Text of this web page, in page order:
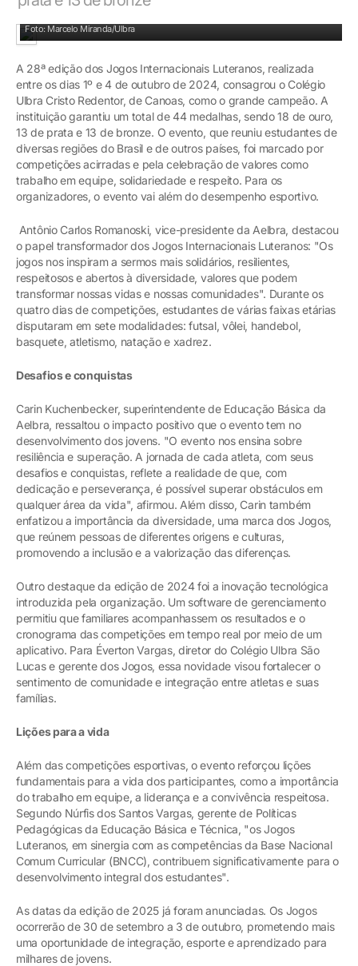
Foto: Marcelo Miranda/Ulbra
A 28ª edição dos Jogos Internacionais Luteranos, realizada
entre os dias 1º e 4 de outubro de 2024, consagrou o Colégio
Ulbra Cristo Redentor, de Canoas, como o grande campeão. A
instituição garantiu um total de 44 medalhas, sendo 18 de ouro,
13 de prata e 13 de bronze. O evento, que reuniu estudantes de
diversas regiões do Brasil e de outros países, foi marcado por
competições acirradas e pela celebração de valores como
trabalho em equipe, solidariedade e respeito. Para os
organizadores, o evento vai além do desempenho esportivo.
Antônio Carlos Romanoski, vice-presidente da Aelbra, destacou
o papel transformador dos Jogos Internacionais Luteranos: "Os
jogos nos inspiram a sermos mais solidários, resilientes,
respeitosos e abertos à diversidade, valores que podem
transformar nossas vidas e nossas comunidades". Durante os
quatro dias de competições, estudantes de várias faixas etárias
disputaram em sete modalidades: futsal, vôlei, handebol,
basquete, atletismo, natação e xadrez.
Desafios e conquistas
Carin Kuchenbecker, superintendente de Educação Básica da
Aelbra, ressaltou o impacto positivo que o evento tem no
desenvolvimento dos jovens. "O evento nos ensina sobre
resiliência e superação. A jornada de cada atleta, com seus
desafios e conquistas, reflete a realidade de que, com
dedicação e perseverança, é possível superar obstáculos em
qualquer área da vida", afirmou. Além disso, Carin também
enfatizou a importância da diversidade, uma marca dos Jogos,
que reúnem pessoas de diferentes origens e culturas,
promovendo a inclusão e a valorização das diferenças.
Outro destaque da edição de 2024 foi a inovação tecnológica
introduzida pela organização. Um software de gerenciamento
permitiu que familiares acompanhassem os resultados e o
cronograma das competições em tempo real por meio de um
aplicativo. Para Éverton Vargas, diretor do Colégio Ulbra São
Lucas e gerente dos Jogos, essa novidade visou fortalecer o
sentimento de comunidade e integração entre atletas e suas
famílias.
Lições para a vida
Além das competições esportivas, o evento reforçou lições
fundamentais para a vida dos participantes, como a importância
do trabalho em equipe, a liderança e a convivência respeitosa.
Segundo Núrfis dos Santos Vargas, gerente de Políticas
Pedagógicas da Educação Básica e Técnica, "os Jogos
Luteranos, em sinergia com as competências da Base Nacional
Comum Curricular (BNCC), contribuem significativamente para o
desenvolvimento integral dos estudantes".
As datas da edição de 2025 já foram anunciadas. Os Jogos
ocorrerão de 30 de setembro a 3 de outubro, prometendo mais
uma oportunidade de integração, esporte e aprendizado para
milhares de jovens.